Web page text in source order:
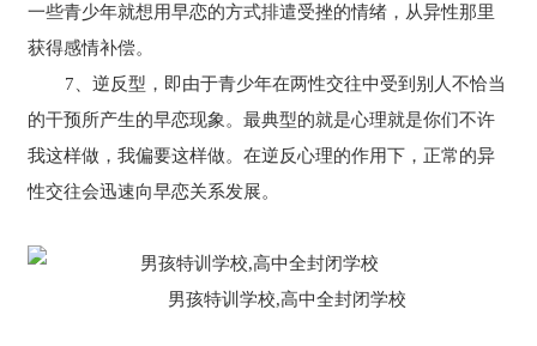
一些青少年就想用早恋的方式排遣受挫的情绪，从异性那里
获得感情补偿。
7、逆反型，即由于青少年在两性交往中受到别人不恰当
的干预所产生的早恋现象。最典型的就是心理就是你们不许
我这样做，我偏要这样做。在逆反心理的作用下，正常的异
性交往会迅速向早恋关系发展。
男孩特训学校,高中全封闭学校